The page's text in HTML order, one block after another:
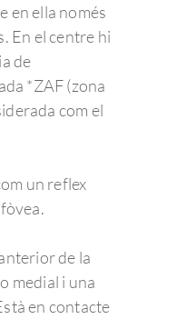
en ella només
En el centre hi
de
*ZAF (zona
com el
un reflex
de la
medial i una
en contacte